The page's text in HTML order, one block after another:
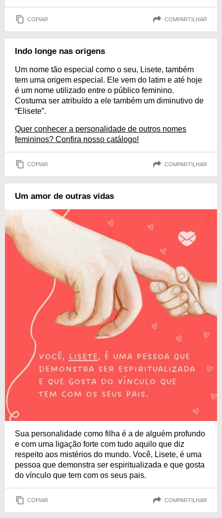
COPIAR COMPARTILHAR
Indo longe nas origens
Um nome tão especial como o seu, Lisete, também
tem uma origem especial. Ele vem do latim e até hoje
é um nome utilizado entre o público feminino.
Costuma ser atribuído a ele também um diminutivo de
“Elisete”.
Quer conhecer a personalidade de outros nomes
femininos? Confira nosso catálogo!
COPIAR COMPARTILHAR
Um amor de outras vidas
Sua personalidade como filha é a de alguém profundo
e com uma ligação forte com tudo aquilo que diz
respeito aos mistérios do mundo. Você, Lisete, é uma
pessoa que demonstra ser espiritualizada e que gosta
do vínculo que tem com os seus pais.
COPIAR COMPARTILHAR